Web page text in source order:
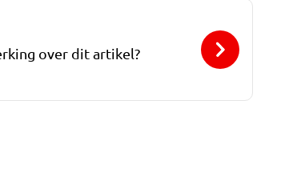
over dit artikel?